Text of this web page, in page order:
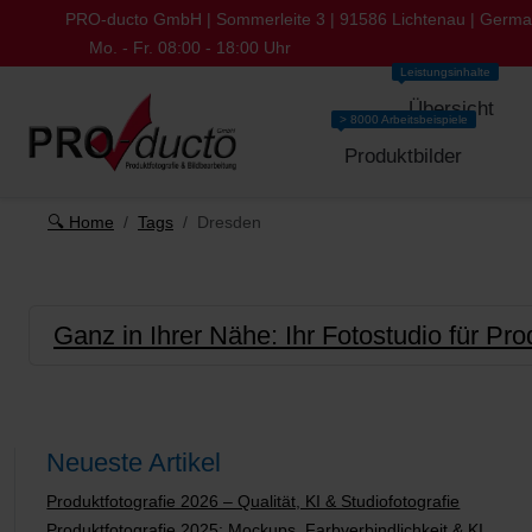
PRO-ducto GmbH | Sommerleite 3 | 91586 Lichtenau |
Mo. - Fr. 08:00 - 18:00 Uhr
Übersicht
Leistungsinhalte
Produktbilder
> 8000 Arbeitsbeispiele
🔍 Home Tags Dresden
Ganz in Ihrer Nähe: Ihr Fotostudio für
Neueste Artikel
Produktfotografie 2026 – Qualität, KI & Studiofotografie